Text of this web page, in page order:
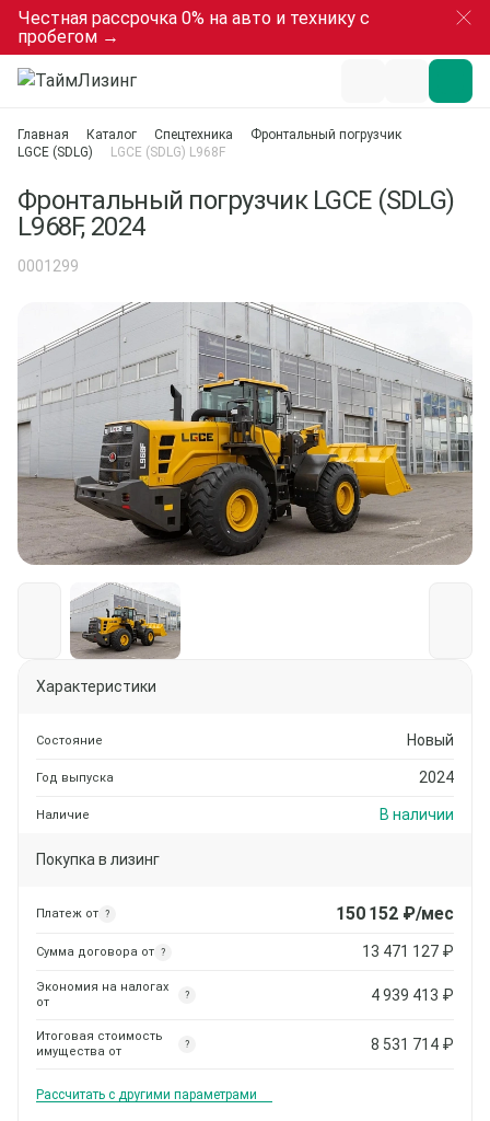
Честная рассрочка 0% на авто и технику с
пробегом →
Главная Каталог Спецтехника
Фронтальный погрузчик
LGCE (SDLG)
LGCE (SDLG) L968F
Фронтальный погрузчик LGCE (SDLG)
L968F, 2024
0001299
Характеристики
Состояние Новый
Год выпуска 2024
Наличие В наличии
Покупка в лизинг
Платеж от ? 150 152₽/мес
Сумма договора от ? 13 471 127 ₽
Экономия на налогах
от
? 4 939 413 ₽
Итоговая стоимость
имущества от
? 8 531 714 ₽
Рассчитать с другими параметрами